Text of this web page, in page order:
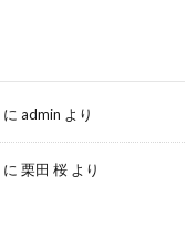
に admin より
に 栗田 桜 より